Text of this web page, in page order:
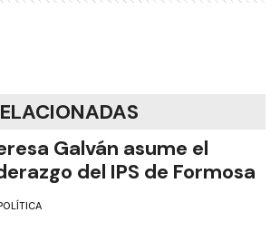
Galván asume el
del IPS de Formosa